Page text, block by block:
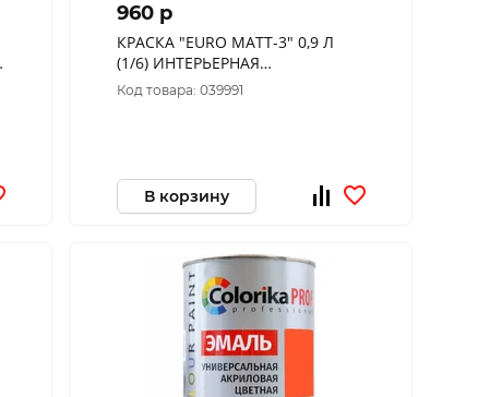
960 p
КРАСКА "EURO MATT-3" 0,9 Л
(1/6) ИНТЕРЬЕРНАЯ
"ТИККУРИЛА"
Код товара: 039991
В корзину